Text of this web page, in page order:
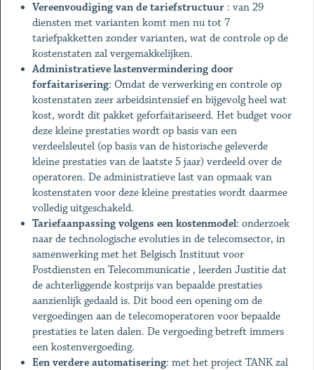
Vereenvoudiging van de tariefstructuur : van 29
diensten met varianten komt men nu tot 7
tariefpakketten zonder varianten, wat de controle op de
kostenstaten zal vergemakkelijken.
Administratieve lastenvermindering door
forfaitarisering: Omdat de verwerking en controle op
kostenstaten zeer arbeidsintensief en bijgevolg heel wat
kost, wordt dit pakket geforfaitariseerd. Het budget voor
deze kleine prestaties wordt op basis van een
verdeelsleutel (op basis van de historische geleverde
kleine prestaties van de laatste 5 jaar) verdeeld over de
operatoren. De administratieve last van opmaak van
kostenstaten voor deze kleine prestaties wordt daarmee
volledig uitgeschakeld.
Tariefaanpassing volgens een kostenmodel: onderzoek
naar de technologische evoluties in de telecomsector, in
samenwerking met het Belgisch Instituut voor
Postdiensten en Telecommunicatie , leerden Justitie dat
de achterliggende kostprijs van bepaalde prestaties
aanzienlijk gedaald is. Dit bood een opening om de
vergoedingen aan de telecomoperatoren voor bepaalde
prestaties te laten dalen. De vergoeding betreft immers
een kostenvergoeding.
Een verdere automatisering: met het project TANK zal